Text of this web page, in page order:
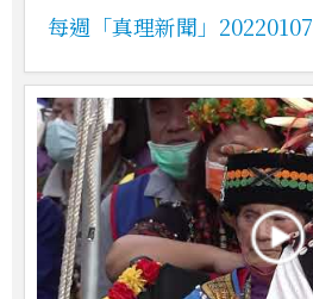
每週「真理新聞」20220107